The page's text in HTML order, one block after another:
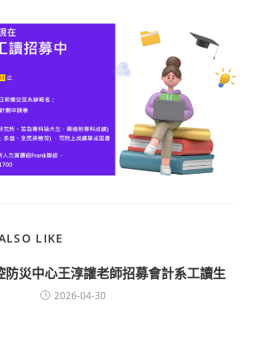
LIKE
防災中心王淳讙老師招募會計系工讀生
2026-04-30